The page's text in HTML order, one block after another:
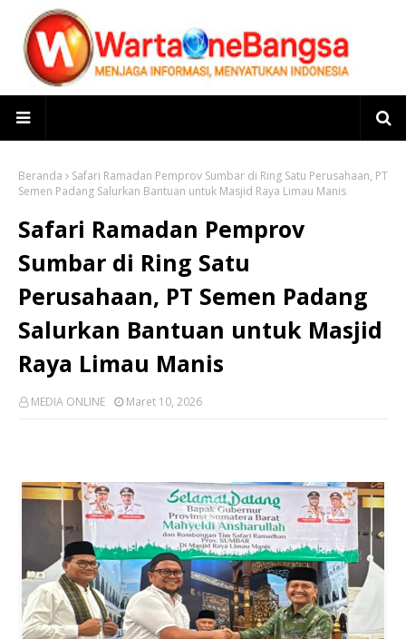
Beranda
Safari Ramadan Pemprov Sumbar di Ring Satu Perusahaan, PT
Semen Padang Salurkan Bantuan untuk Masjid Raya Limau Manis
Safari Ramadan Pemprov
Sumbar di Ring Satu
Perusahaan, PT Semen Padang
Salurkan Bantuan untuk Masjid
Raya Limau Manis
MEDIA ONLINE Maret 10, 2026